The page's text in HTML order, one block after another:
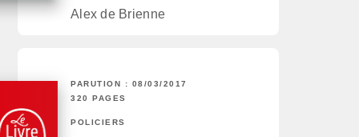
Alex de Brienne
PARUTION : 08/03/2017
320 PAGES
POLICIERS